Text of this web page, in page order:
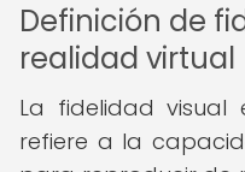
Definición de
realidad virtual
La fidelidad
refiere a la